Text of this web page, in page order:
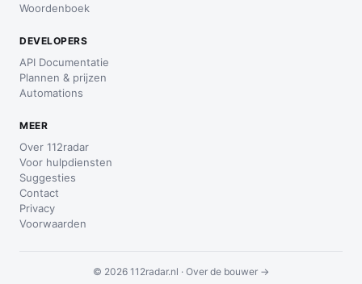
Woordenboek
DEVELOPERS
API Documentatie
Plannen & prijzen
Automations
MEER
Over 112radar
Voor hulpdiensten
Suggesties
Contact
Privacy
Voorwaarden
© 2026 112radar.nl · Over de bouwer →